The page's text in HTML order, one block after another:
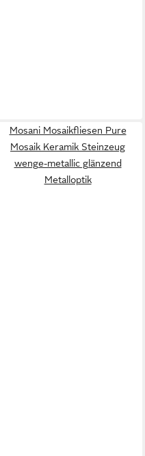
Mosani Mosaikfliesen Pure
Mosaik Keramik Steinzeug
wenge-metallic glänzend
Metalloptik